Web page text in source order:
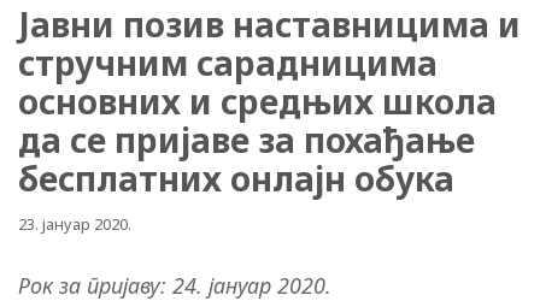
Јавни позив наставницима и
стручним сарадницима
основних и средњих школа
да се пријаве за похађање
бесплатних онлајн обука
23. јануар 2020.
Рок за пријаву: 24. јануар 2020.